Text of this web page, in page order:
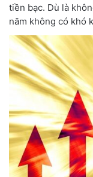
tiền bạc. Dù là
năm không có khó